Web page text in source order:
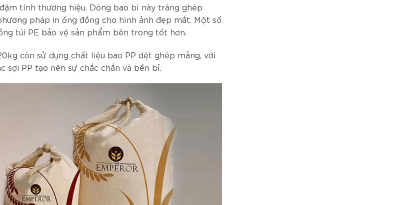
đậm tính thương hiệu. Dòng bao bì này tráng ghép
pháp in ống đồng cho hình ảnh đẹp mắt. Một số
túi PE bảo vệ sản phẩm bên trong tốt hơn.
còn sử dụng chất liệu bao PP dệt ghép mảng, với
sợi PP tạo nên sự chắc chắn và bền bỉ.